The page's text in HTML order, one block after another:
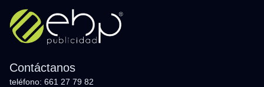
Contáctanos
teléfono: 661 27 79 82